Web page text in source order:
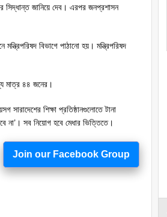
সিদ্ধান্ত জানিয়ে দেব। এরপর জনপ্রশাসন
বিভাগে পাঠানো হয়। মন্ত্রিপরিষদ
মাত্র ৪৪ জনের।
সারাদেশের শিক্ষা প্রতিষ্ঠানগুলোতে টানা
না’। সব নিয়োগ হবে মেধার ভিত্তিতে।
Join our Facebook Group